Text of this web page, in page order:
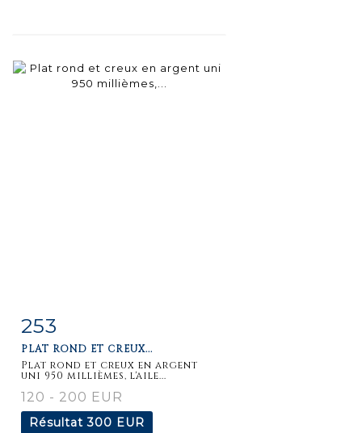
Fiche
253
PLAT ROND ET CREUX...
Plat rond et creux en argent
uni 950 millièmes, l'aile...
120 - 200 EUR
Résultat300 EUR